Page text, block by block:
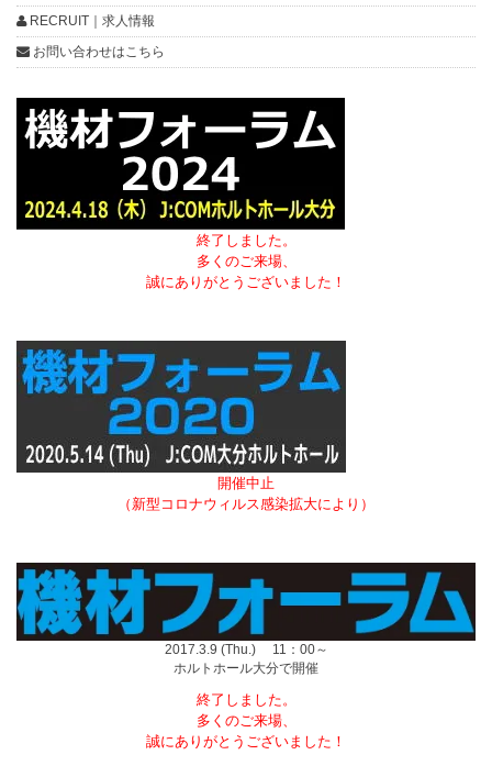
RECRUIT｜求人情報
お問い合わせはこちら
終了しました。
多くのご来場、
誠にありがとうございました！
開催中止
（新型コロナウィルス感染拡大により）
2017.3.9 (Thu.) 11：00～
ホルトホール大分で開催
終了しました。
多くのご来場、
誠にありがとうございました！